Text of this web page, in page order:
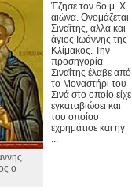
ο
Έζησε τον 6ο μ. Χ.
αιώνα. Ονομάζεται
Σιναΐτης, αλλά και
άγιος Ιωάννης της
Κλίμακος. Την
προσηγορία
Σιναΐτης έλαβε από
το Μοναστήρι του
Σινά στο οποίο είχε
εγκαταβιώσει και
του οποίου
εχρημάτισε και ηγ
...